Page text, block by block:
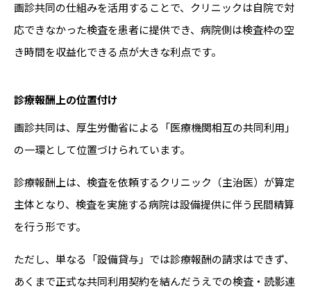
画診共同の仕組みを活用することで、クリニックは自院で対
応できなかった検査を患者に提供でき、病院側は検査枠の空
き時間を収益化できる点が大きな利点です。
診療報酬上の位置付け
画診共同は、厚生労働省による「医療機関相互の共同利用」
の一環として位置づけられています。
診療報酬上は、検査を依頼するクリニック（主治医）が算定
主体となり、検査を実施する病院は設備提供に伴う民間精算
を行う形です。
ただし、単なる「設備貸与」では診療報酬の請求はできず、
あくまで正式な共同利用契約を結んだうえでの検査・読影連